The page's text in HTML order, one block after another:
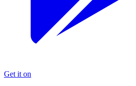
Get it on